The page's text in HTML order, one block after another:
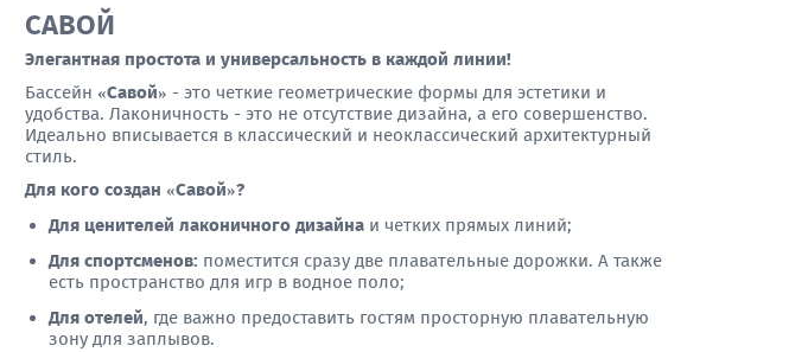
САВОЙ
Элегантная простота и универсальность в каждой линии!
Бассейн «Савой» - это четкие геометрические формы для эстетики и
удобства. Лаконичность - это не отсутствие дизайна, а его совершенство.
Идеально вписывается в классический и неоклассический архитектурный
стиль.
Для кого создан «Савой»?
Для ценителей лаконичного дизайна и четких прямых линий;
Для спортсменов: поместится сразу две плавательные дорожки. А также
есть пространство для игр в водное поло;
Для отелей, где важно предоставить гостям просторную плавательную
зону для заплывов.